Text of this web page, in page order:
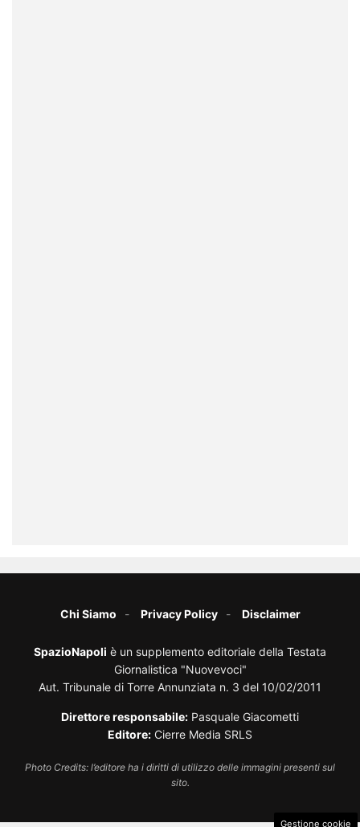
Chi Siamo Privacy Policy Disclaimer
SpazioNapoli è un supplemento editoriale della Testata
Giornalistica "Nuovevoci"
Aut. Tribunale di Torre Annunziata n. 3 del 10/02/2011
Direttore responsabile: Pasquale Giacometti
Editore: Cierre Media SRLS
Photo Credits: l’editore ha i diritti di utilizzo delle immagini presenti sul
sito.
Gestione cookie